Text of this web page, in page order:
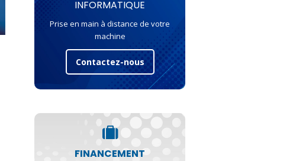
INFORMATIQUE
Prise en main à distance de votre
machine
Contactez-nous
FINANCEMENT